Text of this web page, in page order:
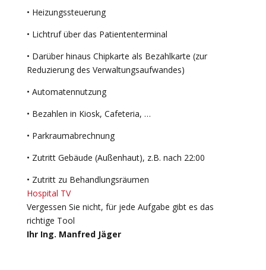
• Heizungssteuerung
• Lichtruf über das Patiententerminal
• Darüber hinaus Chipkarte als Bezahlkarte (zur
Reduzierung des Verwaltungsaufwandes)
• Automatennutzung
• Bezahlen in Kiosk, Cafeteria, …
• Parkraumabrechnung
• Zutritt Gebäude (Außenhaut), z.B. nach 22:00
• Zutritt zu Behandlungsräumen
Hospital TV
Vergessen Sie nicht, für jede Aufgabe gibt es das
richtige Tool
Ihr Ing. Manfred Jäger